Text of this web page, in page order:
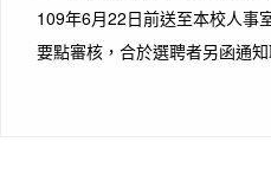
109年6月22日前送至本校人事
要點審核，合於選聘者另函通知